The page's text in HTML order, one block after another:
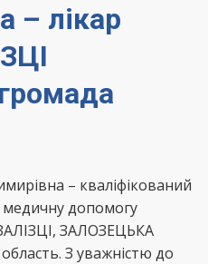
– лікар
– кваліфікований
медичну допомогу
ЗАЛОЗЕЦЬКА
З уважністю до